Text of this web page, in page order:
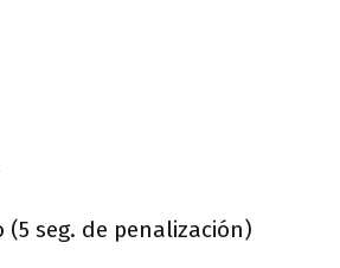
(5 seg. de penalización)